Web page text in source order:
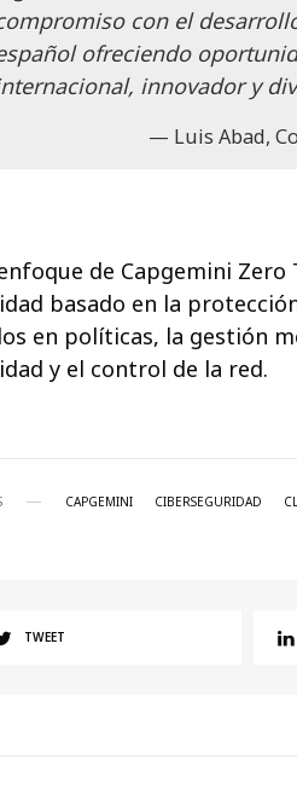
con el
ofreciendo
innovador y
Luis Abad,
de Capgemini
basado en la
en políticas, la gestión
y el control de la red.
CAPGEMINI CIBERSEGURIDAD
TWEET